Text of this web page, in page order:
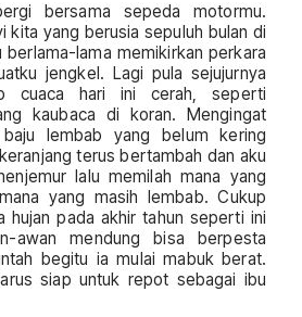
bersama sepeda motormu.
kita yang berusia sepuluh bulan di
berlama-lama memikirkan perkara
jengkel. Lagi pula sejujurnya
cuaca hari ini cerah, seperti
kaubaca di koran. Mengingat
baju lembab yang belum kering
terus bertambah dan aku
lalu memilah mana yang
yang masih lembab. Cukup
hujan pada akhir tahun seperti ini
awan mendung bisa berpesta
begitu ia mulai mabuk berat.
siap untuk repot sebagai ibu